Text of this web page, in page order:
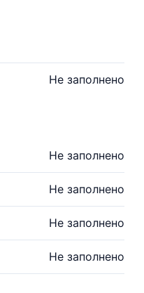
Не заполнено
Не заполнено
Не заполнено
Не заполнено
Не заполнено